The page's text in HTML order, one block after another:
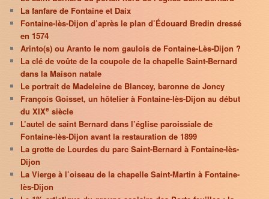
La fanfare de Fontaine et Daix
Fontaine-lès-Dijon d’après le plan d’Édouard Bredin dressé
en 1574
Arinto(s) ou Aranto le nom gaulois de Fontaine-Lès-Dijon ?
La clé de voûte de la coupole de la chapelle Saint-Bernard
dans la Maison natale
Le portrait de Madeleine de Blancey, baronne de Joncy
François Goisset, un hôtelier à Fontaine-lès-Dijon au début
du XIXe siècle
L’autel de saint Bernard dans l’église paroissiale de
Fontaine-lès-Dijon avant la restauration de 1899
La grotte de Lourdes du parc Saint-Bernard à Fontaine-lès-
Dijon
La Vierge à l’oiseau de la chapelle Saint-Martin à Fontaine-
lès-Dijon